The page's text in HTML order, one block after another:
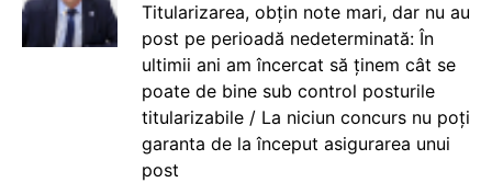
Titularizarea, obțin note mari, dar nu au
post pe perioadă nedeterminată: În
ultimii ani am încercat să ținem cât se
poate de bine sub control posturile
titularizabile / La niciun concurs nu poți
garanta de la început asigurarea unui
post